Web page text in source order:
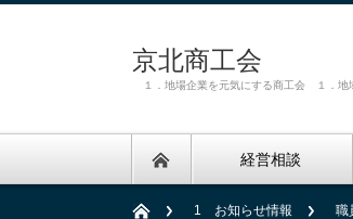
京北商工会
１．地場企業を元気にする商工会 １．地
経営相談
1 お知らせ情報 職